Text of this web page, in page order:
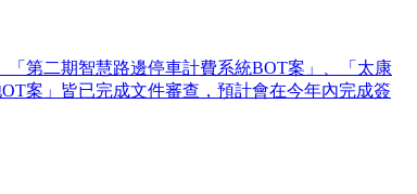
第二期智慧路邊停車計費系統BOT案」、「太康
案」皆已完成文件審查，預計會在今年內完成簽